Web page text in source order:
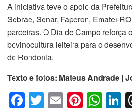
A iniciativa teve o apoio da
Sebrae, Senar, Faperon, Emater-
parceiras. O Dia de Campo reforça
bovinocultura leiteira para o
de Rondônia.
Texto e fotos: Mateus Andrade |
F T E Pi W